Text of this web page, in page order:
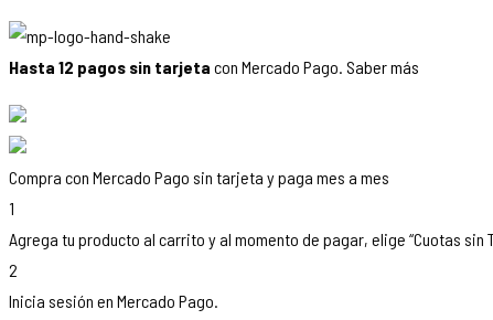
Hasta 12 pagos sin tarjeta con Mercado Pago. Saber más
Compra con Mercado Pago sin tarjeta y paga mes a mes
1
Agrega tu producto al carrito y al momento de pagar, elige “Cuotas sin
2
Inicia sesión en Mercado Pago.